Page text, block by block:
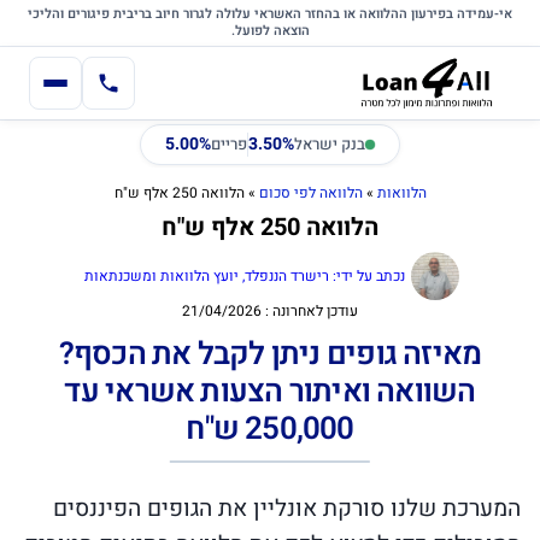
לתוכן
דלג לתוכן הראשי
אי-עמידה בפירעון ההלוואה או בהחזר האשראי עלולה לגרור חיוב בריבית פיגורים והליכי
הוצאה לפועל.
בנק ישראל3.50%פריים5.00%
הלוואות »הלוואה לפי סכום »הלוואה 250 אלף ש"ח
הלוואה 250 אלף ש"ח
נכתב על ידי: רישרד הננפלד, יועץ הלוואות ומשכנתאות
מאיזה גופים ניתן לקבל את הכסף?
השוואה ואיתור הצעות אשראי עד
250,000 ש"ח
המערכת שלנו סורקת אונליין את הגופים הפיננסים